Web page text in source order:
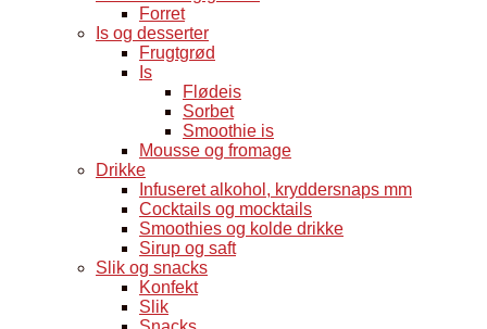
Forret
Is og desserter
Frugtgrød
Is
Flødeis
Sorbet
Smoothie is
Mousse og fromage
Drikke
Infuseret alkohol, kryddersnaps mm
Cocktails og mocktails
Smoothies og kolde drikke
Sirup og saft
Slik og snacks
Konfekt
Slik